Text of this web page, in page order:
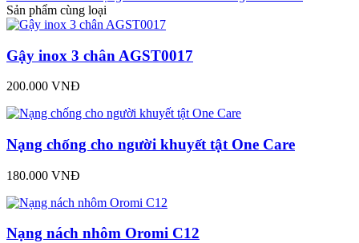
Sản phẩm cùng loại
Gậy inox 3 chân AGST0017
200.000 VNĐ
Nạng chống cho người khuyết tật One Care
180.000 VNĐ
Nạng nách nhôm Oromi C12